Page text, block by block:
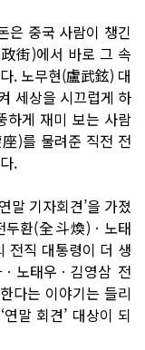
은 중국 사람이 챙긴
街)에서 바로 그 속
. 노무현(盧武鉉) 대
세상을 시끄럽게 하
하게 재미 보는 사람
)를 물려준 직전 전
.
말 기자회견’을 가졌
두환(全斗煥)ㆍ노태
직 대통령이 더 생
노태우ㆍ김영삼 전
다는 이야기는 들리
말 회견’ 대상이 되